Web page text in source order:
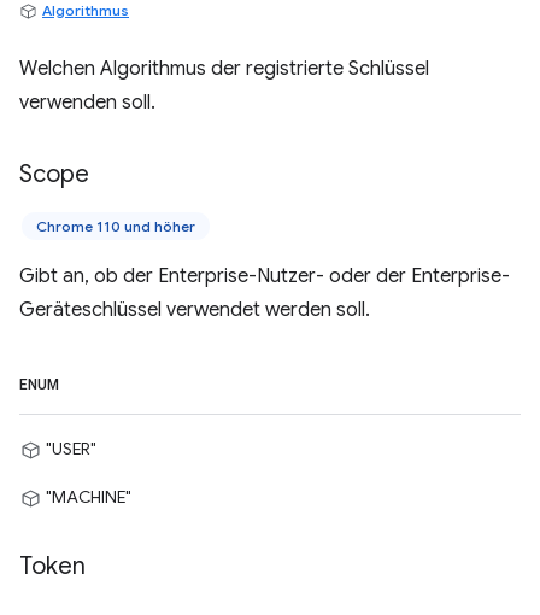
Algorithmus
Welchen Algorithmus der registrierte Schlüssel
verwenden soll.
Scope
Chrome 110 und höher
Gibt an, ob der Enterprise-Nutzer- oder der Enterprise-
Geräteschlüssel verwendet werden soll.
ENUM
"USER"
"MACHINE"
Token